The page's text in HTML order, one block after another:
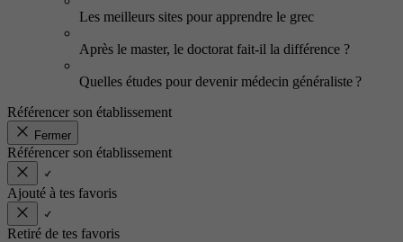
Les meilleurs sites pour apprendre le grec
Après le master, le doctorat fait-il la différence ?
Quelles études pour devenir médecin généraliste ?
Référencer son établissement
Fermer
Référencer son établissement
Ajouté à tes favoris
Retiré de tes favoris